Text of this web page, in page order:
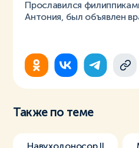
Прославился
Антония, был объявлен
Также по теме
Навуходоносор II